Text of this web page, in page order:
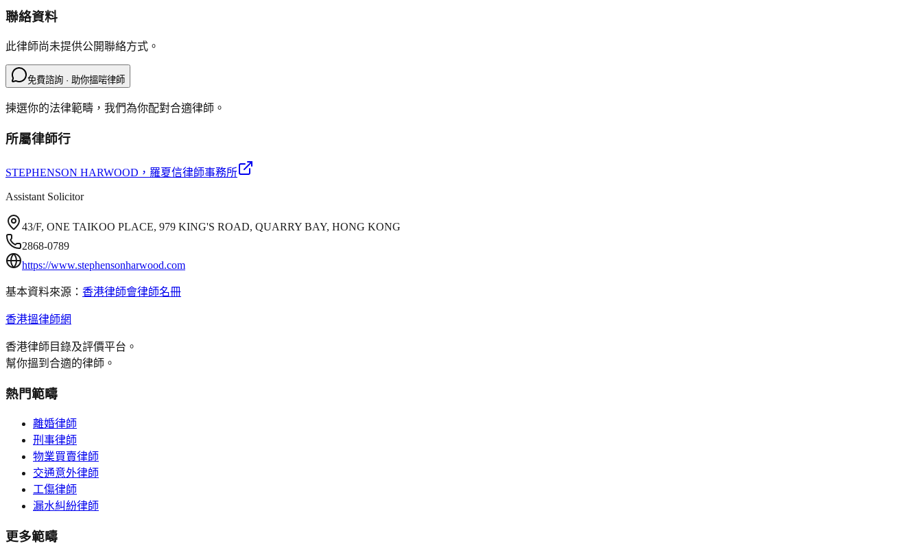
聯絡資料
此律師尚未提供公開聯絡方式。
免費諮詢 · 助你搵啱律師
揀選你的法律範疇，我們為你配對合適律師。
所屬律師行
STEPHENSON HARWOOD ，羅夏信律師事務所
Assistant Solicitor
43/F, ONE TAIKOO PLACE, 979 KING'S ROAD, QUARRY BAY, HONG KONG
2868-0789
https://www.stephensonharwood.com
基本資料來源： 香港律師會律師名冊
香港搵律師網
香港律師目錄及評價平台。
幫你搵到合適的律師。
熱門範疇
離婚律師
刑事律師
物業買賣律師
交通意外律師
工傷律師
漏水糾紛律師
更多範疇